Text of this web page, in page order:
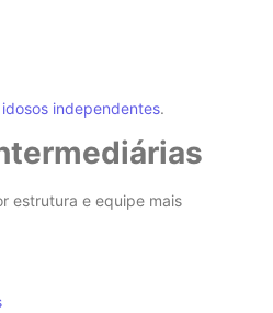
idosos independentes.
estrutura e equipe mais